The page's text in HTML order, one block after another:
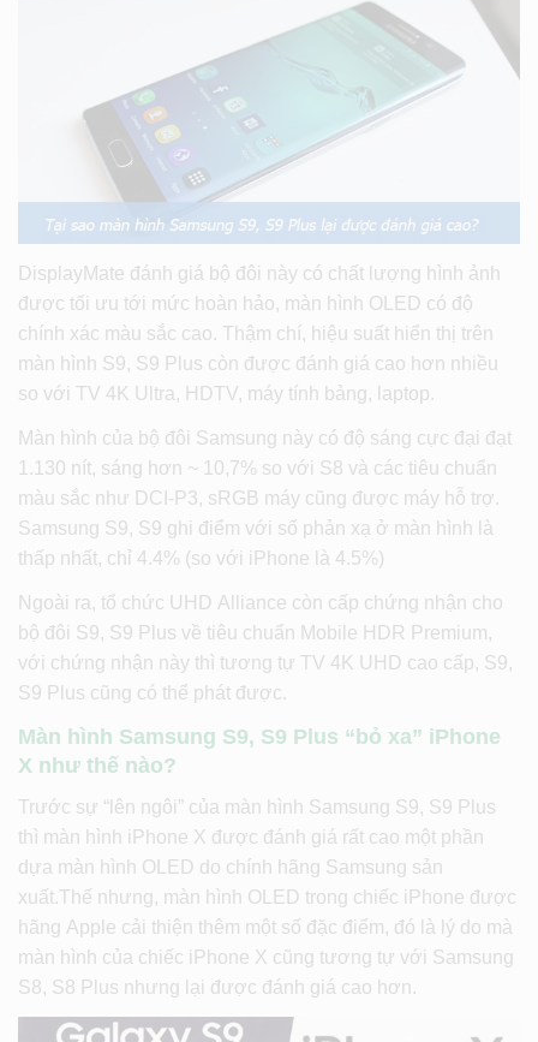
DisplayMate đánh giá bộ đôi này có chất lượng hình ảnh
được tối ưu tới mức hoàn hảo, màn hình OLED có độ
chính xác màu sắc cao. Thậm chí, hiệu suất hiển thị trên
màn hình S9, S9 Plus còn được đánh giá cao hơn nhiều
so với TV 4K Ultra, HDTV, máy tính bảng, laptop.
Màn hình của bộ đôi Samsung này có độ sáng cực đại đạt
1.130 nít, sáng hơn ~ 10,7% so với S8 và các tiêu chuẩn
màu sắc như DCI-P3, sRGB máy cũng được máy hỗ trợ.
Samsung S9, S9 ghi điểm với số phản xạ ở màn hình là
thấp nhất, chỉ 4.4% (so với iPhone là 4.5%)
Ngoài ra, tổ chức UHD Alliance còn cấp chứng nhận cho
bộ đôi S9, S9 Plus về tiêu chuẩn Mobile HDR Premium,
với chứng nhận này thì tương tự TV 4K UHD cao cấp, S9,
S9 Plus cũng có thể phát được.
Màn hình Samsung S9, S9 Plus “bỏ xa” iPhone
X như thế nào?
Trước sự “lên ngôi” của màn hình Samsung S9, S9 Plus
thì màn hình iPhone X được đánh giá rất cao một phần
dựa màn hình OLED do chính hãng Samsung sản
xuất.Thế nhưng, màn hình OLED trong chiếc iPhone được
hãng Apple cải thiện thêm một số đặc điểm, đó là lý do mà
màn hình của chiếc iPhone X cũng tương tự với Samsung
S8, S8 Plus nhưng lại được đánh giá cao hơn.